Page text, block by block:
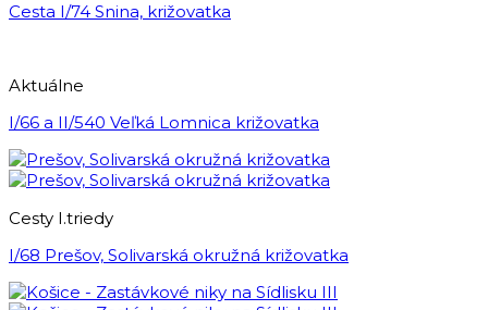
Cesta I/74 Snina, križovatka
Aktuálne
I/66 a II/540 Veľká Lomnica križovatka
Cesty I.triedy
I/68 Prešov, Solivarská okružná križovatka